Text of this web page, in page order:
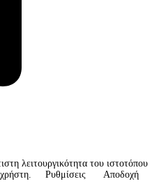
λειτουργικότητα του ιστοτόπου
Ρυθμίσεις Αποδοχή